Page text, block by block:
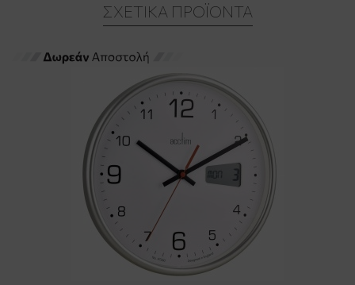
ΣΧΕΤΙΚΆ ΠΡΟΪΌΝΤΑ